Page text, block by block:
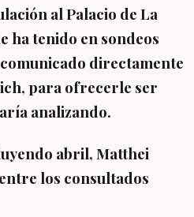
al Palacio de La
ha tenido en sondeos
directamente
para ofrecerle ser
analizando.
abril, Matthei
entre los consultados